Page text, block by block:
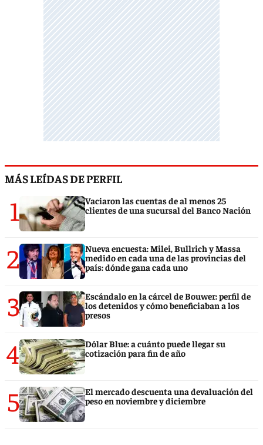
MÁS LEÍDAS DE PERFIL
1
Vaciaron las cuentas de al menos 25
clientes de una sucursal del Banco Nación
2
Nueva encuesta: Milei, Bullrich y Massa
medido en cada una de las provincias del
país: dónde gana cada uno
3
Escándalo en la cárcel de Bouwer: perfil de
los detenidos y cómo beneficiaban a los
presos
4
Dólar Blue: a cuánto puede llegar su
cotización para fin de año
5
El mercado descuenta una devaluación del
peso en noviembre y diciembre